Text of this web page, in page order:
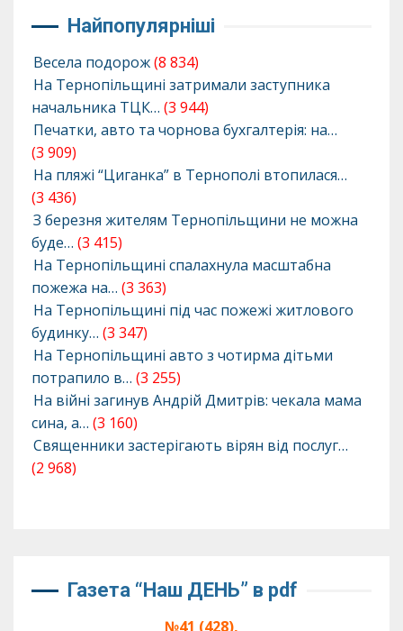
Найпопулярніші
Весела подорож(8 834)
На Тернопільщині затримали заступника
начальника ТЦК… (3 944)
Печатки, авто та чорнова бухгалтерія: на…
(3 909)
На пляжі “Циганка” в Тернополі втопилася…
(3 436)
З березня жителям Тернопільщини не можна
буде… (3 415)
На Тернопільщині спалахнула масштабна
пожежа на… (3 363)
На Тернопільщині під час пожежі житлового
будинку… (3 347)
На Тернопільщині авто з чотирма дітьми
потрапило в… (3 255)
На війні загинув Андрій Дмитрів: чекала мама
сина, а… (3 160)
Священники застерігають вірян від послуг…
(2 968)
Газета “Наш ДЕНЬ” в pdf
№41 (428),